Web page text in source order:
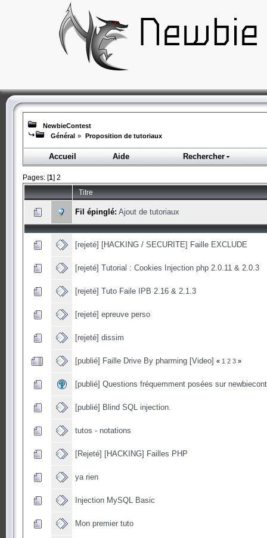
NewbieContest
Général » Proposition de tutoriaux
Accueil Aide Rechercher
Pages: [1] 2
Titre
Fil épinglé: Ajout de tutoriaux
[rejeté] [HACKING / SECURITE] Faille EXCLUDE
[rejeté] Tutorial : Cookies Injection php 2.0.11 & 2.0.3
[rejeté] Tuto Faile IPB 2.16 & 2.1.3
[rejeté] epreuve perso
[rejeté] dissim
[publié] Faille Drive By pharming [Video] « 1 2 3 »
[publié] Questions fréquemment posées sur
[publié] Blind SQL injection.
tutos - notations
[Rejeté] [HACKING] Failles PHP
ya rien
Injection MySQL Basic
Mon premier tuto